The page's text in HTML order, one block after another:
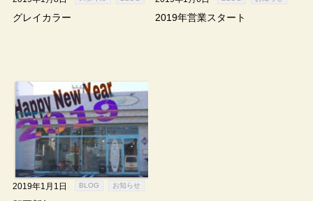
グレイカラー 2019年営業スタート
2019年1月1日 BLOG お知らせ